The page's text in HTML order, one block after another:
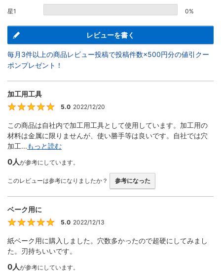
星1 0%
レビューを書く
毎月3件以上の商品レビュー投稿で投稿件数×500円分の値引クー
ポンプレゼント！
加工用工具
5
5.0 2022/12/20
この商品は自社内で加工用工具として使用しています。加工用の
材料は金属に限りませんが、使い勝手等は良いです。自社では穴
加工...もっと読む
0人が参考にしています。
このレビューは参考になりましたか？ 参考になった
ベーク用に
5.0 2022/12/13
紙ベーク用に購入しました。穴数多かったので超硬にしてみまし
た。刃持ちいいです。
0人が参考にしています。